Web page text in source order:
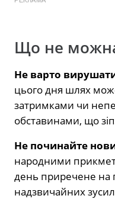
Що не
Не варто
цього дня шлях
затримками чи
обставинами, що
Не починайте
народними
день приречене на
надзвичайних